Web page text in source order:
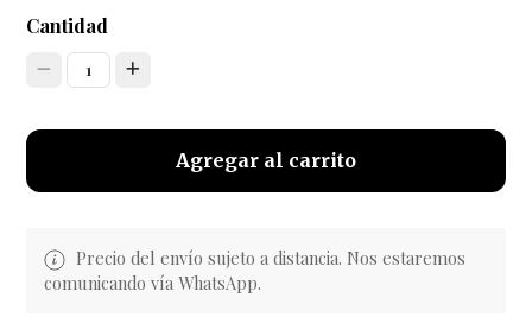
Cantidad
1
Agregar al carrito
Precio del envío sujeto a distancia. Nos estaremos
comunicando vía WhatsApp.